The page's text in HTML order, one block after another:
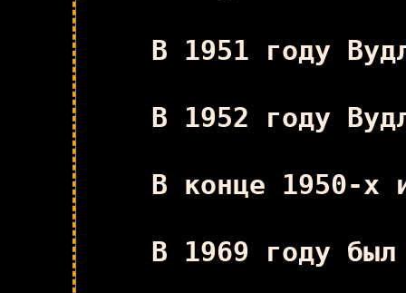
В 1951 году
В 1952 году
В конце 1950-х
В 1969 году был